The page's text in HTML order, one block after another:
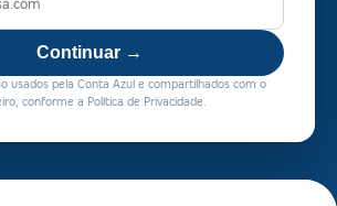
Continuar →
usados pela Conta Azul e compartilhados com o
conforme a Política de Privacidade.